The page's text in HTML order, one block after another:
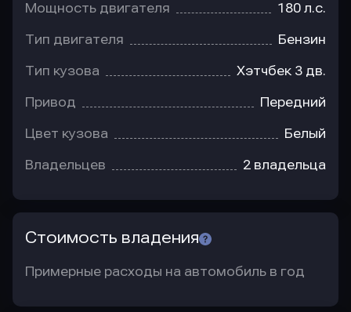
Мощность двигателя 180 л.с.
Тип двигателя Бензин
Тип кузова Хэтчбек 3 дв.
Привод Передний
Цвет кузова Белый
Владельцев 2 владельца
Стоимость владения
Примерные расходы на автомобиль в год